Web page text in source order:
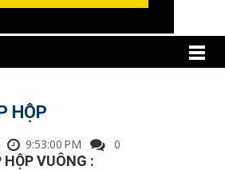
HỘP
9:53:00 PM 0
HỘP VUÔNG :